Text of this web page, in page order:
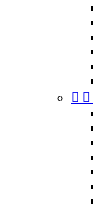
 